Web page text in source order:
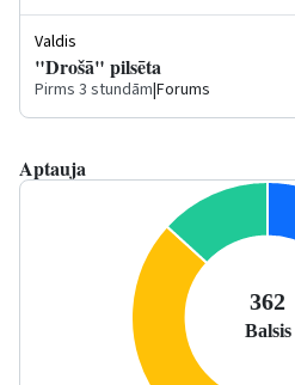
Valdis
"Drošā" pilsēta
Pirms 3 stundām|Forums
Aptauja